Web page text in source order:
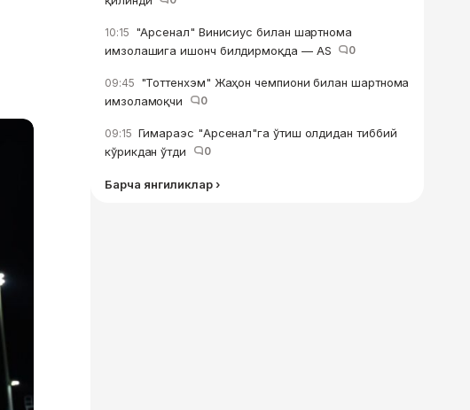
10:15 "Арсенал" Винисиус билан шартнома
имзолашига ишонч билдирмоқда — AS
0
09:45 "Тоттенхэм" Жаҳон чемпиони билан шартнома
имзоламоқчи
0
09:15 Гимараэс "Арсенал"га ўтиш олдидан тиббий
кўрикдан ўтди
0
Барча янгиликлар ›